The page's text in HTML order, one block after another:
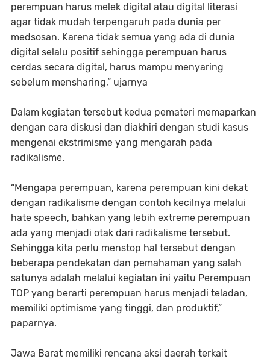
perempuan harus melek digital atau digital literasi
agar tidak mudah terpengaruh pada dunia per
medsosan. Karena tidak semua yang ada di dunia
digital selalu positif sehingga perempuan harus
cerdas secara digital, harus mampu menyaring
sebelum mensharing,” ujarnya
Dalam kegiatan tersebut kedua pemateri memaparkan
dengan cara diskusi dan diakhiri dengan studi kasus
mengenai ekstrimisme yang mengarah pada
radikalisme.
“Mengapa perempuan, karena perempuan kini dekat
dengan radikalisme dengan contoh kecilnya melalui
hate speech, bahkan yang lebih extreme perempuan
ada yang menjadi otak dari radikalisme tersebut.
Sehingga kita perlu menstop hal tersebut dengan
beberapa pendekatan dan pemahaman yang salah
satunya adalah melalui kegiatan ini yaitu Perempuan
TOP yang berarti perempuan harus menjadi teladan,
memiliki optimisme yang tinggi, dan produktif,”
paparnya.
Jawa Barat memiliki rencana aksi daerah terkait